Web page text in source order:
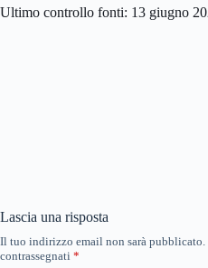
Ultimo controllo fonti: 13 giugno
Lascia una risposta
Il tuo indirizzo email non sarà pubblicato.
contrassegnati *